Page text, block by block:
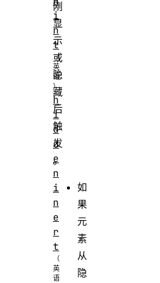
刚
显
示
或
隐
藏
后
触
发
。
如
果
元
素
从
隐
i
n
t
h
i
d
d
e
n
i
n
e
r
t